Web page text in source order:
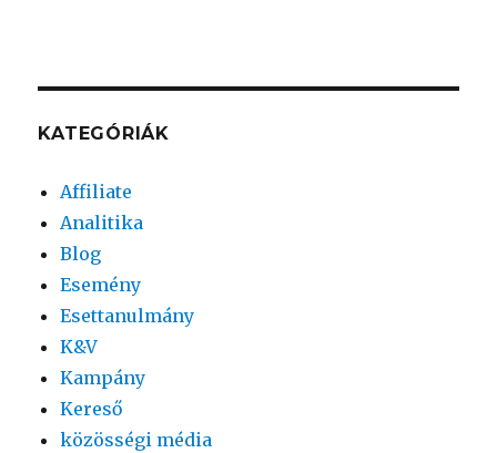
KATEGÓRIÁK
Affiliate
Analitika
Blog
Esemény
Esettanulmány
K&V
Kampány
Kereső
közösségi média